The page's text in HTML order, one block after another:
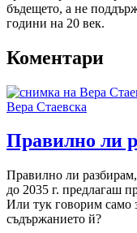
бъдещето, а не
години на 20 век.
Коментари
Вера Стаевска
Правилно ли
Правилно ли разбирам,
до 2035 г. предлагаш
Или тук говорим само
съдържанието й?